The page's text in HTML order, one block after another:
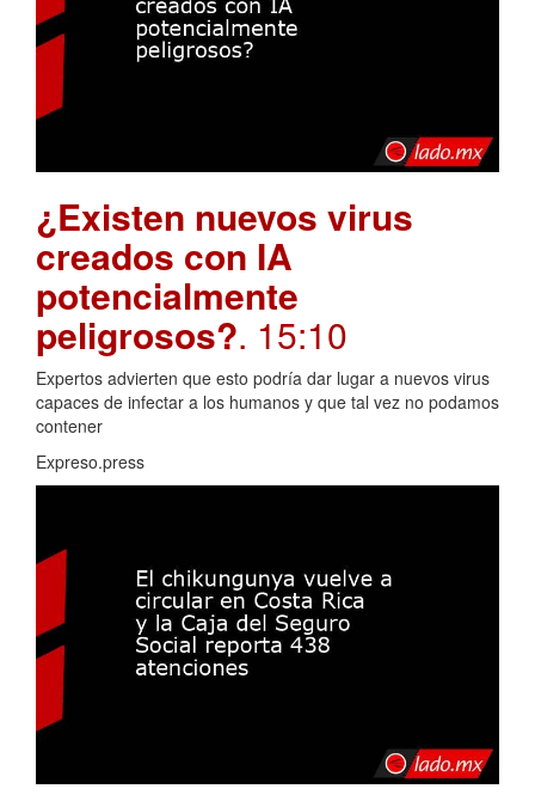
¿Existen nuevos virus
creados con IA
potencialmente
peligrosos?. 15:10
Expertos advierten que esto podría dar lugar a nuevos virus
capaces de infectar a los humanos y que tal vez no podamos
contener
Expreso.press